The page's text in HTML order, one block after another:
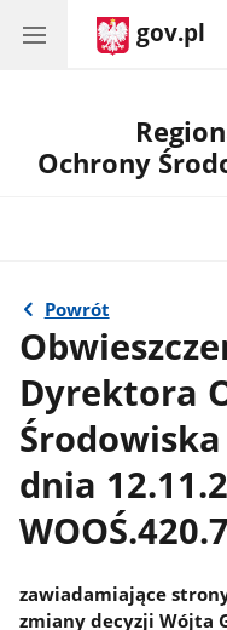
gov.pl
Ochrony
Powrót
Dyrektora
dnia
zawiadamiające
zmiany decyzji Wójta